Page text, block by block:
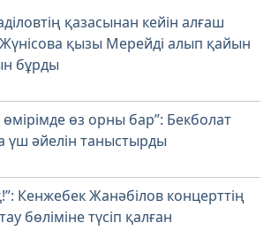
қазасынан кейін алғаш
қызы Мерейді алып қайын
бұрды
өз орны бар”: Бекболат
үш әйелін таныстырды
Кенжебек Жанәбілов концерттің
бөліміне түсіп қалған